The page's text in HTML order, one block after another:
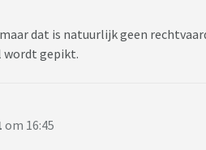
dat is natuurlijk geen
wordt gepikt.
om 16:45